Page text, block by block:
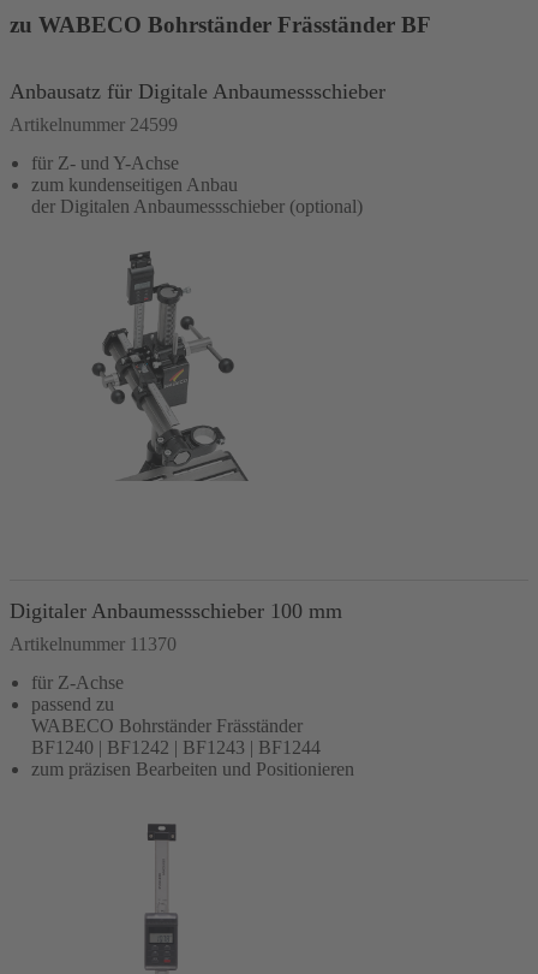
zu WABECO Bohrständer Fräsständer BF
Anbausatz für Digitale Anbaumessschieber
Artikelnummer 24599
für Z- und Y-Achse
zum kundenseitigen Anbau
der Digitalen Anbaumessschieber (optional)
Digitaler Anbaumessschieber 100 mm
Artikelnummer 11370
für Z-Achse
passend zu
WABECO Bohrständer Fräsständer
BF1240 | BF1242 | BF1243 | BF1244
zum präzisen Bearbeiten und Positionieren